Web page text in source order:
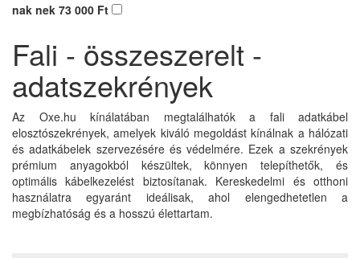
nak nek 73 000 Ft
Fali - összeszerelt -
adatszekrények
Az Oxe.hu kínálatában megtalálhatók a fali adatkábel
elosztószekrények, amelyek kiváló megoldást kínálnak a hálózati
és adatkábelek szervezésére és védelmére. Ezek a szekrények
prémium anyagokból készültek, könnyen telepíthetők, és
optimális kábelkezelést biztosítanak. Kereskedelmi és otthoni
használatra egyaránt ideálisak, ahol elengedhetetlen a
megbízhatóság és a hosszú élettartam.